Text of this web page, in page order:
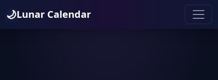
🌙Lunar Calendar